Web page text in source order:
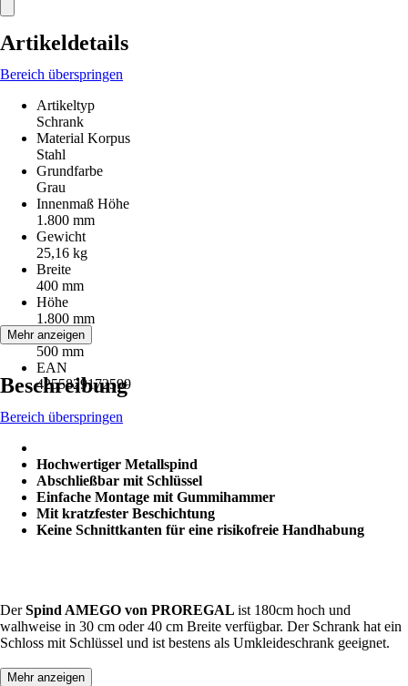
Artikeldetails
Bereich überspringen
Artikeltyp
Schrank
Material Korpus
Stahl
Grundfarbe
Grau
Innenmaß Höhe
1.800 mm
Gewicht
25,16 kg
Breite
400 mm
Höhe
1.800 mm
Tiefe
500 mm
EAN
4255829172599
Mehr anzeigen
Beschreibung
Bereich überspringen
Hochwertiger Metallspind
Abschließbar mit Schlüssel
Einfache Montage mit Gummihammer
Mit kratzfester Beschichtung
Keine Schnittkanten für eine risikofreie Handhabung
DerSpind AMEGO von PROREGAL ist 180cm hoch und
walhweise in 30 cm oder 40 cm Breite verfügbar. Der Schrank hat ein
Schloss mit Schlüssel und ist bestens als Umkleideschrank geeignet.
Mehr anzeigen